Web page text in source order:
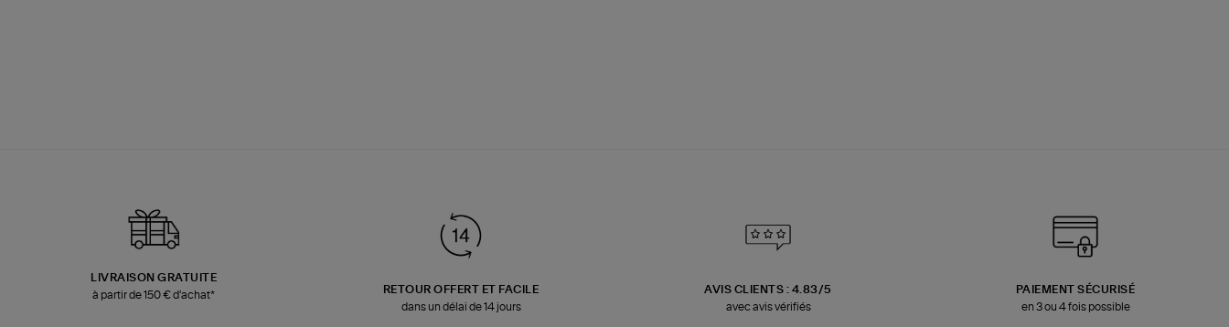
LIVRAISON GRATUITE
à partir de 150 € d'achat*
RETOUR OFFERT ET FACILE
dans un délai de 14 jours
AVIS CLIENTS : 4.83/5
avec avis vérifiés
PAIEMENT SÉCURISÉ
en 3 ou 4 fois possible